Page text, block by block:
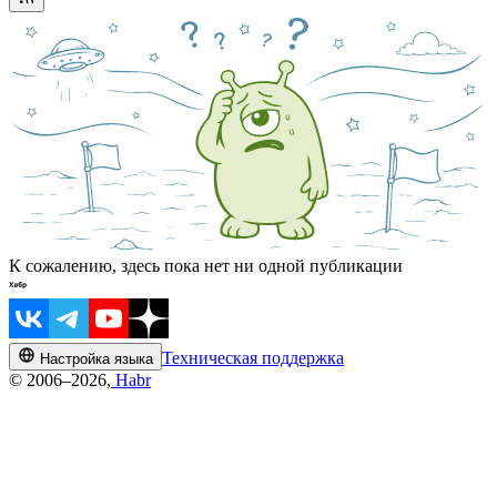
К сожалению, здесь пока нет ни одной публикации
Настройка языка Техническая поддержка
© 2006–2026, Habr